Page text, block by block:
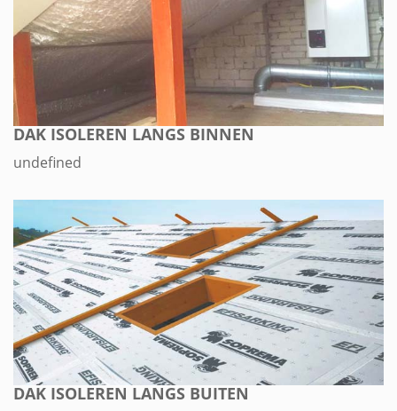
DAK ISOLEREN LANGS BINNEN
undefined
DAK ISOLEREN LANGS BUITEN